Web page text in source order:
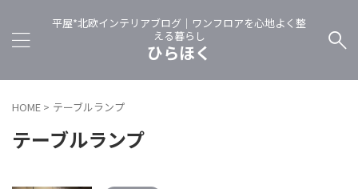
平屋*北欧インテリアブログ｜ワンフロアを心地よく整
える暮らし
ひらほく
HOME > テーブルランプ
テーブルランプ